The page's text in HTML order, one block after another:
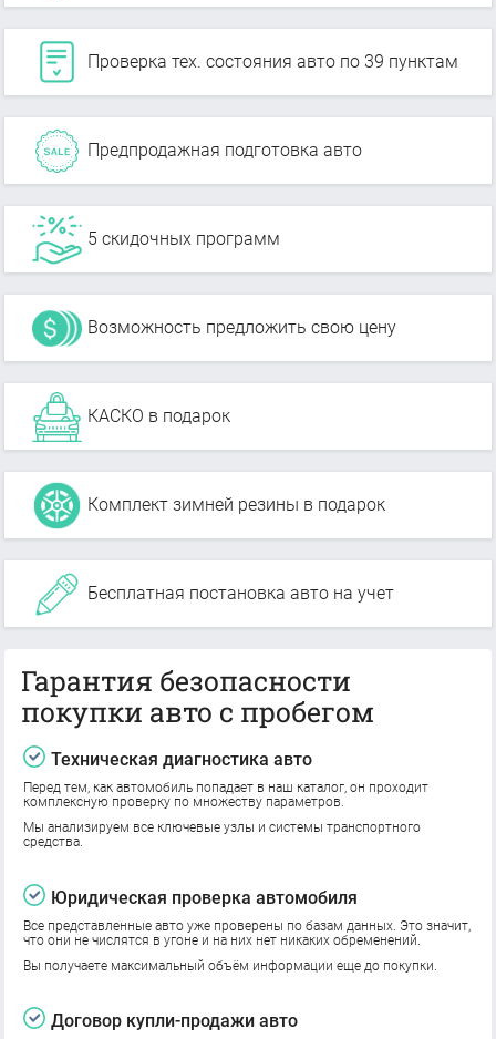
Проверка тех. состояния авто по 39 пунктам
Предпродажная подготовка авто
5 скидочных программ
Возможность предложить свою цену
КАСКО в подарок
Комплект зимней резины в подарок
Бесплатная постановка авто на учет
Гарантия безопасности
покупки авто с пробегом
Техническая диагностика авто
Перед тем, как автомобиль попадает в наш каталог, он проходит
комплексную проверку по множеству параметров.
Мы анализируем все ключевые узлы и системы транспортного
средства.
Юридическая проверка автомобиля
Все представленные авто уже проверены по базам данных. Это значит,
что они не числятся в угоне и на них нет никаких обременений.
Вы получаете максимальный объём информации еще до покупки.
Договор купли-продажи авто